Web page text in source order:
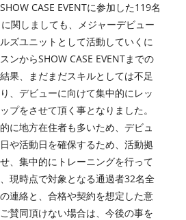
CASE EVENTに参加した119名
関しましても、メジャーデビュー
ズユニットとして活動していくに
ンからSHOW CASE EVENTまでの
果、まだまだスキルとしては不足
、デビューに向けて集中的にレッ
プをさせて頂く事となりました。
に地方在住者も多いため、デビュ
や活動日を確保するため、活動拠
、集中的にトレーニングを行って
現時点で対象となる通過者32名全
連絡と、合格や契約を想定した意
賛同頂けない場合は、今後の事を